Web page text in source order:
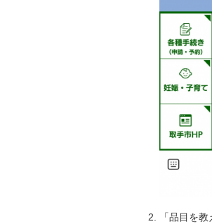
「品目を